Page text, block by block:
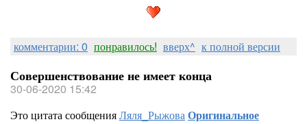
комментарии: 0 понравилось! вверх^ к полной версии
Совершенствование не имеет конца
30-06-2020 15:42
Это цитата сообщенияЛяля_РыжоваОригинальное